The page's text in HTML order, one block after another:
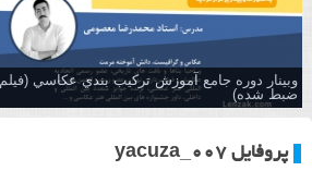
وبینار دوره جامع آموزش تركيب بندي عكاسي (فیلم
ضبط شده)
پروفایل yacuza_007